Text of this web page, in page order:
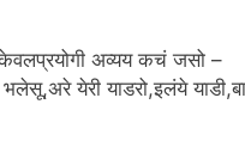
केवलप्रयोगी अव्यय कचं जसो –
भलेसू,अरे येरी याडरो,इलंये